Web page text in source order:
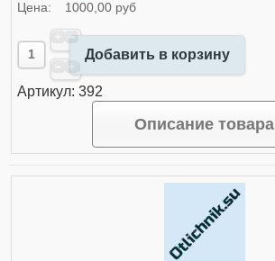
Цена: 1000,00 руб
Добавить в корзину
Артикул: 392
Описание товара